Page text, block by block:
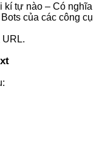
kí tự nào – Có nghĩa
của các công cụ
URL.